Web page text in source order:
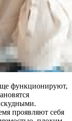
функционируют,
проявляют себя